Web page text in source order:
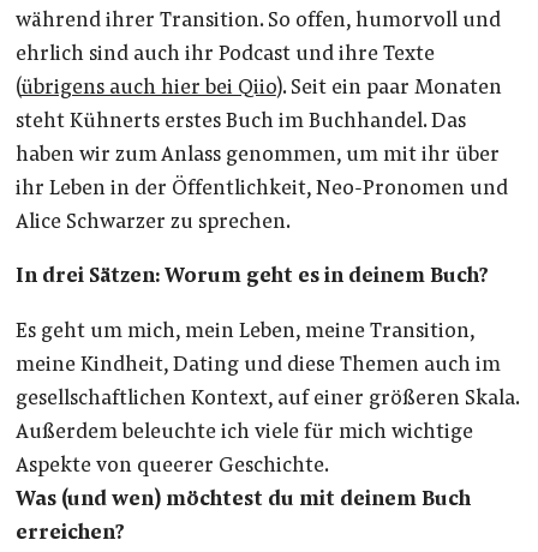
während ihrer Transition. So offen, humorvoll und
ehrlich sind auch ihr Podcast und ihre Texte
(übrigens auch hier bei Qiio). Seit ein paar Monaten
steht Kühnerts erstes Buch im Buchhandel. Das
haben wir zum Anlass genommen, um mit ihr über
ihr Leben in der Öffentlichkeit, Neo-Pronomen und
Alice Schwarzer zu sprechen.
In drei Sätzen: Worum geht es in deinem Buch?
Es geht um mich, mein Leben, meine Transition,
meine Kindheit, Dating und diese Themen auch im
gesellschaftlichen Kontext, auf einer größeren Skala.
Außerdem beleuchte ich viele für mich wichtige
Aspekte von queerer Geschichte.
Was (und wen) möchtest du mit deinem Buch
erreichen?